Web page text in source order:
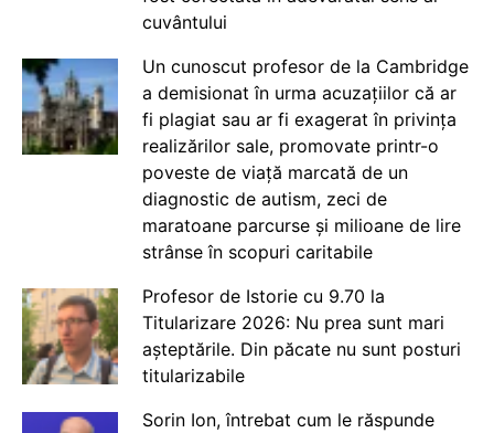
cuvântului
Un cunoscut profesor de la Cambridge
a demisionat în urma acuzațiilor că ar
fi plagiat sau ar fi exagerat în privința
realizărilor sale, promovate printr-o
poveste de viață marcată de un
diagnostic de autism, zeci de
maratoane parcurse și milioane de lire
strânse în scopuri caritabile
Profesor de Istorie cu 9.70 la
Titularizare 2026: Nu prea sunt mari
așteptările. Din păcate nu sunt posturi
titularizabile
Sorin Ion, întrebat cum le răspunde